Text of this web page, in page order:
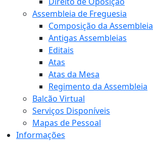
Assembleia de Freguesia
Composição da Assembleia
Antigas Assembleias
Editais
Atas
Atas da Mesa
Regimento da Assembleia
Balcão Virtual
Serviços Disponíveis
Mapas de Pessoal
Informações